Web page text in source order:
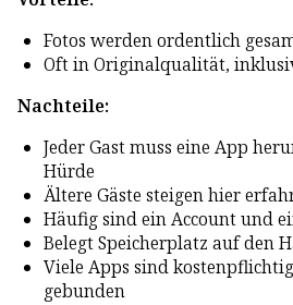
Fotos werden ordentlich
Oft in Originalqualität,
Nachteile:
Jeder Gast muss eine App
Hürde
Ältere Gäste steigen hier
Häufig sind ein Account und
Belegt Speicherplatz auf den
Viele Apps sind
gebunden